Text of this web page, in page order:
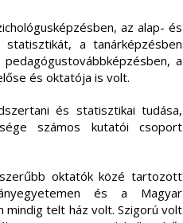
az alap- és
statisztikát, a tanárképzésben
a
és oktatója is volt.
és statisztikai tudása,
számos kutatói csoport
oktatók közé tartozott
és a Magyar
mindig telt ház volt. Szigorú volt